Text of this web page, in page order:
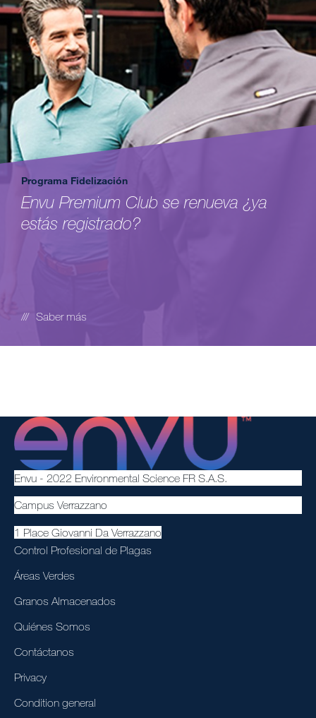
Programa Fidelización
Envu Premium Club se renueva ¿ya
estás registrado?
Saber más
Envu - 2022 Environmental Science FR S.A.S.
Campus Verrazzano
1 Place Giovanni Da Verrazzano
Control Profesional de Plagas
Áreas Verdes
Granos Almacenados
Quiénes Somos
Contáctanos
Privacy
Condition general